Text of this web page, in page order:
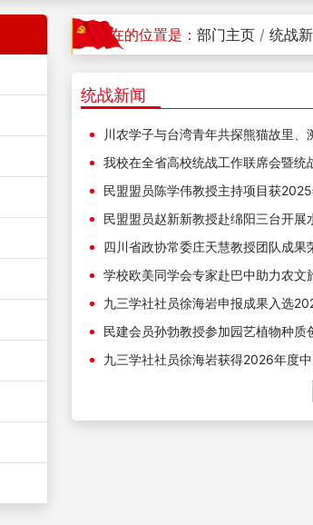
您现在的位置是： 部门主页 统战
统战新闻
川农学子与台湾青年共探熊猫故里、
我校在全省高校统战工作联席会暨
民盟盟员陈学伟教授主持项目获
民盟盟员赵新新教授赴绵阳三台开展
四川省政协常委庄天慧教授团队成
学校欧美同学会专家赴巴中助力农文
九三学社社员徐海岩申报成果入选
民建会员孙勃教授参加园艺植物种
九三学社社员徐海岩获得2026年度